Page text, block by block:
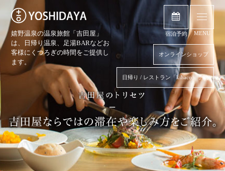
嬉野温泉の温泉旅館「吉田屋」
は、日帰り温泉、 足湯BARなどお
客様にくつろぎの時間をご提供し
ます。
オンラインショップ
日帰り / レストラン「kihaco」予約
宿泊予約 MENU